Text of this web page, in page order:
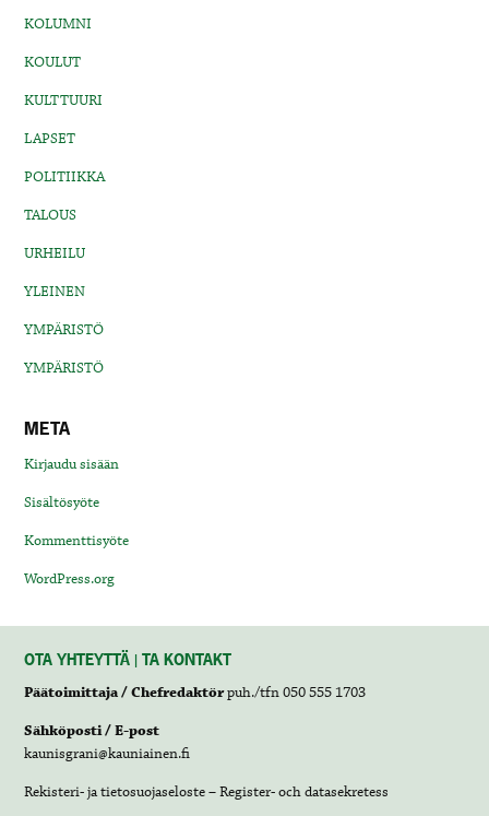
KOLUMNI
KOULUT
KULTTUURI
LAPSET
POLITIIKKA
TALOUS
URHEILU
YLEINEN
YMPÄRISTÖ
YMPÄRISTÖ
META
Kirjaudu sisään
Sisältösyöte
Kommenttisyöte
WordPress.org
OTA YHTEYTTÄ | TA KONTAKT
Päätoimittaja / Chefredaktörpuh./tfn 050 555 1703
Sähköposti / E-post
kaunisgrani@kauniainen.fi
Rekisteri- ja tietosuojaseloste – Register- och datasekretess